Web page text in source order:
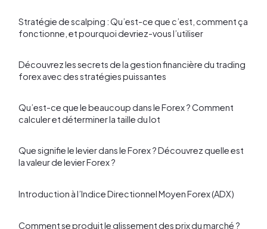
Stratégie de scalping : Qu’est-ce que c’est, comment ça
fonctionne, et pourquoi devriez-vous l’utiliser
Découvrez les secrets de la gestion financière du trading
forex avec des stratégies puissantes
Qu’est-ce que le beaucoup dans le Forex ? Comment
calculer et déterminer la taille du lot
Que signifie le levier dans le Forex ? Découvrez quelle est
la valeur de levier Forex ?
Introduction à l’Indice Directionnel Moyen Forex (ADX)
Comment se produit le glissement des prix du marché ?